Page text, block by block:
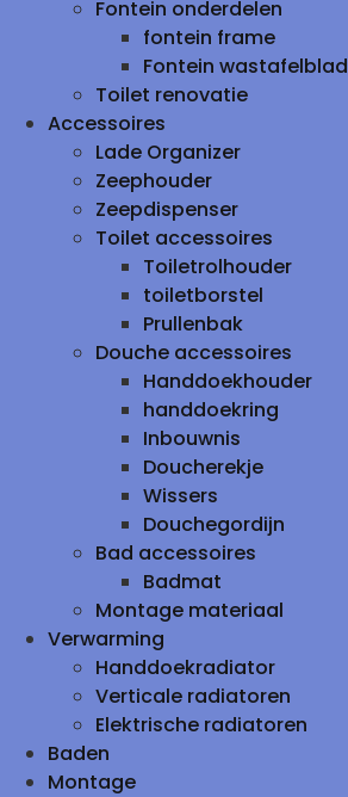
Fontein onderdelen
fontein frame
Fontein wastafelblad
Toilet renovatie
Accessoires
Lade Organizer
Zeephouder
Zeepdispenser
Toilet accessoires
Toiletrolhouder
toiletborstel
Prullenbak
Douche accessoires
Handdoekhouder
handdoekring
Inbouwnis
Doucherekje
Wissers
Douchegordijn
Bad accessoires
Badmat
Montage materiaal
Verwarming
Handdoekradiator
Verticale radiatoren
Elektrische radiatoren
Baden
Montage